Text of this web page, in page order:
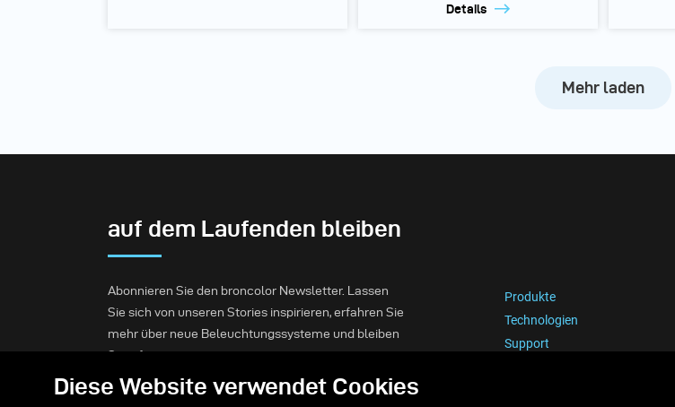
Details
Mehr laden
auf dem Laufenden bleiben
Abonnieren Sie den broncolor Newsletter. Lassen
Sie sich von unseren Stories inspirieren, erfahren Sie
mehr über neue Beleuchtungssysteme und bleiben
Sie informiert.
Produkte
Technologien
Support
Diese Website verwendet Cookies